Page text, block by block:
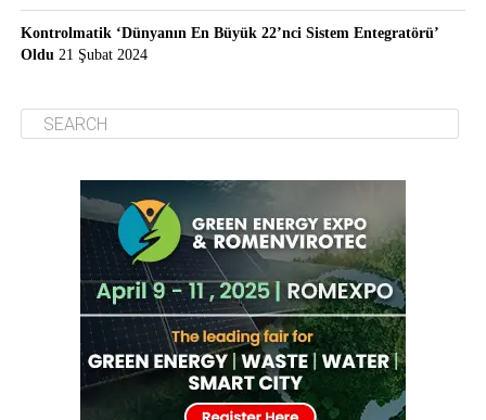
Kontrolmatik ‘Dünyanın En Büyük 22’nci Sistem Entegratörü’
Oldu 21 Şubat 2024